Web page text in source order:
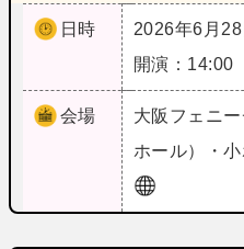
日時
2026年6月28
開演：14:00
会場 大阪 フェニ
ホール）・